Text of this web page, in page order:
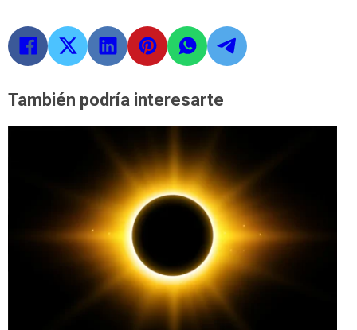
También podría interesarte